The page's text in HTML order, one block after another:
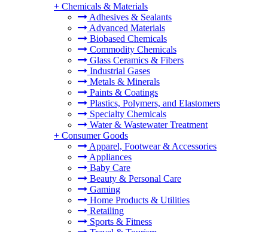
+ Chemicals & Materials
Adhesives & Sealants
Advanced Materials
Biobased Chemicals
Commodity Chemicals
Glass Ceramics & Fibers
Industrial Gases
Metals & Minerals
Paints & Coatings
Plastics, Polymers, and Elastomers
Specialty Chemicals
Water & Wastewater Treatment
+ Consumer Goods
Apparel, Footwear & Accessories
Appliances
Baby Care
Beauty & Personal Care
Gaming
Home Products & Utilities
Retailing
Sports & Fitness